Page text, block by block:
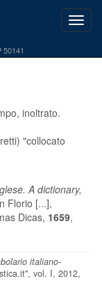
50141
inoltrato.
"collocato
A dictionary,
Florio [...],
Dicas, 1659,
italiano-
vol. I, 2012,